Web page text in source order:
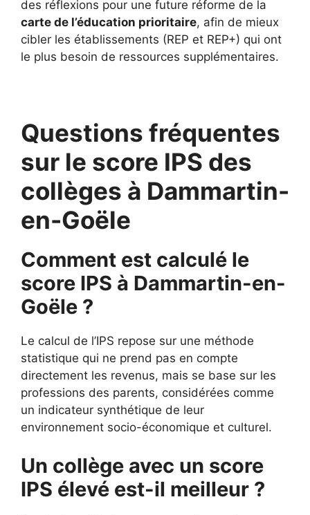
des réflexions pour une future réforme de la
carte de l’éducation prioritaire, afin de mieux
cibler les établissements (REP et REP+) qui ont
le plus besoin de ressources supplémentaires.
Questions fréquentes
sur le score IPS des
collèges à Dammartin-
en-Goële
Comment est calculé le
score IPS à Dammartin-en-
Goële ?
Le calcul de l’IPS repose sur une méthode
statistique qui ne prend pas en compte
directement les revenus, mais se base sur les
professions des parents, considérées comme
un indicateur synthétique de leur
environnement socio-économique et culturel.
Un collège avec un score
IPS élevé est-il meilleur ?